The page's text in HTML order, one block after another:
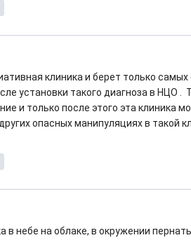
клиника и берет только
установки такого диагноза в НЦО
и только после этого эта клиника
опасных манипуляциях в такой
в небе на облаке, в окружении